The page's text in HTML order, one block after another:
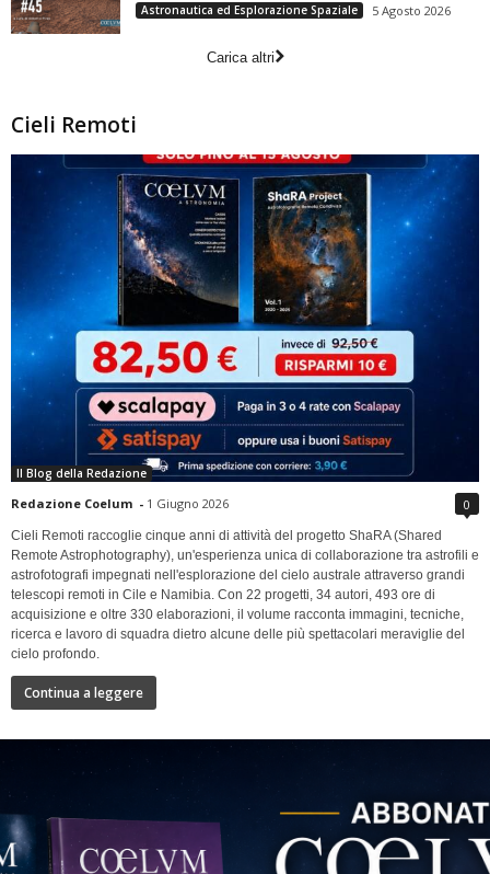
Astronautica ed Esplorazione Spaziale 5 Agosto 2026
Carica altri
Cieli Remoti
Il Blog della Redazione
Redazione Coelum - 1 Giugno 2026 0
Cieli Remoti raccoglie cinque anni di attività del progetto ShaRA (Shared
Remote Astrophotography), un'esperienza unica di collaborazione tra astrofili e
astrofotografi impegnati nell'esplorazione del cielo australe attraverso grandi
telescopi remoti in Cile e Namibia. Con 22 progetti, 34 autori, 493 ore di
acquisizione e oltre 330 elaborazioni, il volume racconta immagini, tecniche,
ricerca e lavoro di squadra dietro alcune delle più spettacolari meraviglie del
cielo profondo.
Continua a leggere